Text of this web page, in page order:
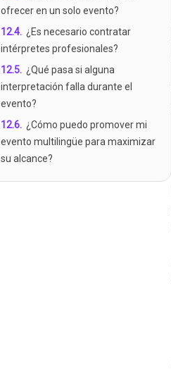
ofrecer en un solo evento?
12.4. ¿Es necesario contratar
intérpretes profesionales?
12.5. ¿Qué pasa si alguna
interpretación falla durante el
evento?
12.6. ¿Cómo puedo promover mi
evento multilingüe para maximizar
su alcance?